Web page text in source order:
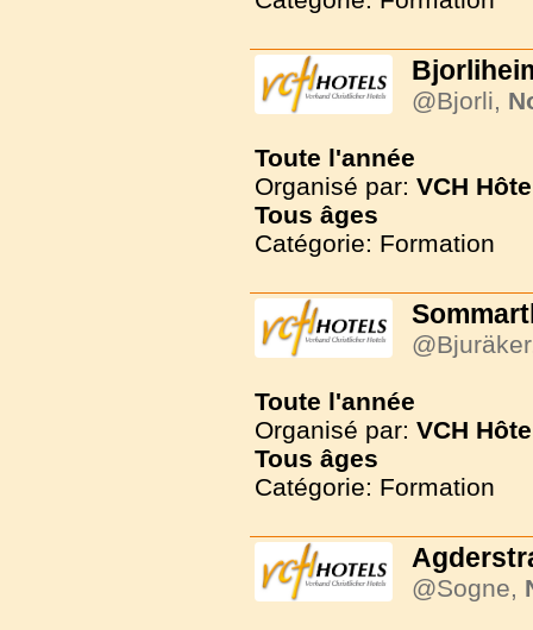
@Bjorli,
Toute l'année
Organisé par: VCH
Tous âges
Catégorie: Formation
Toute l'année
Organisé par: VCH
Tous âges
Catégorie: Formation
@Sogne,